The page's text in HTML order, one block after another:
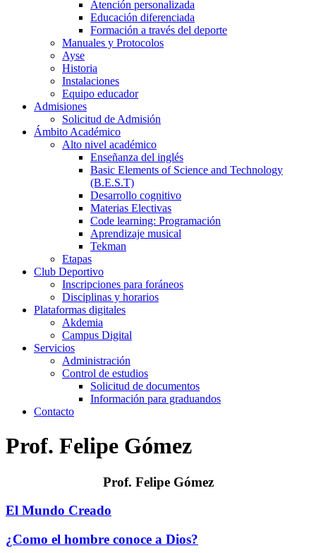
Atención personalizada
Educación diferenciada
Formación a través del deporte
Manuales y Protocolos
Ayse
Historia
Instalaciones
Equipo educador
Admisiones
Solicitud de Admisión
Ámbito Académico
Alto nivel académico
Enseñanza del inglés
Basic Elements of Science and Technology
(B.E.S.T)
Desarrollo cognitivo
Materias Electivas
Code learning: Programación
Aprendizaje musical
Tekman
Etapas
Club Deportivo
Inscripciones para foráneos
Disciplinas y horarios
Plataformas digitales
Akdemia
Campus Digital
Servicios
Administración
Control de estudios
Solicitud de documentos
Información para graduandos
Contacto
Prof. Felipe Gómez
Prof. Felipe Gómez
El Mundo Creado
¿Como el hombre conoce a Dios?